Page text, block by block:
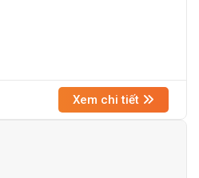
Xem chi tiết